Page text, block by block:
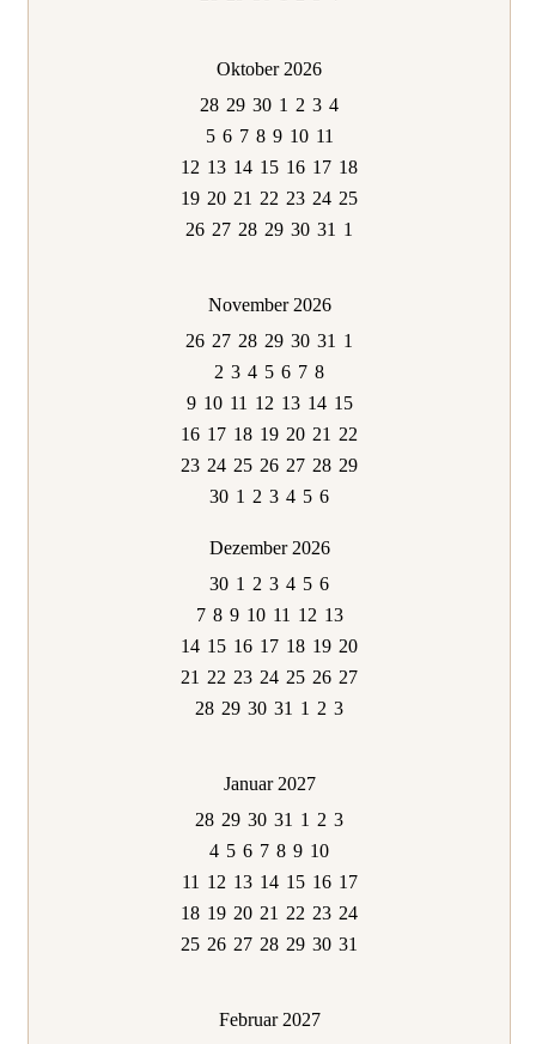
Oktober 2026
28 29 30 1 2 3 4
5 6 7 8 9 10 11
12 13 14 15 16 17 18
19 20 21 22 23 24 25
26 27 28 29 30 31 1
November 2026
26 27 28 29 30 31 1
2 3 4 5 6 7 8
9 10 11 12 13 14 15
16 17 18 19 20 21 22
23 24 25 26 27 28 29
30 1 2 3 4 5 6
Dezember 2026
30 1 2 3 4 5 6
7 8 9 10 11 12 13
14 15 16 17 18 19 20
21 22 23 24 25 26 27
28 29 30 31 1 2 3
Januar 2027
28 29 30 31 1 2 3
4 5 6 7 8 9 10
11 12 13 14 15 16 17
18 19 20 21 22 23 24
25 26 27 28 29 30 31
Februar 2027